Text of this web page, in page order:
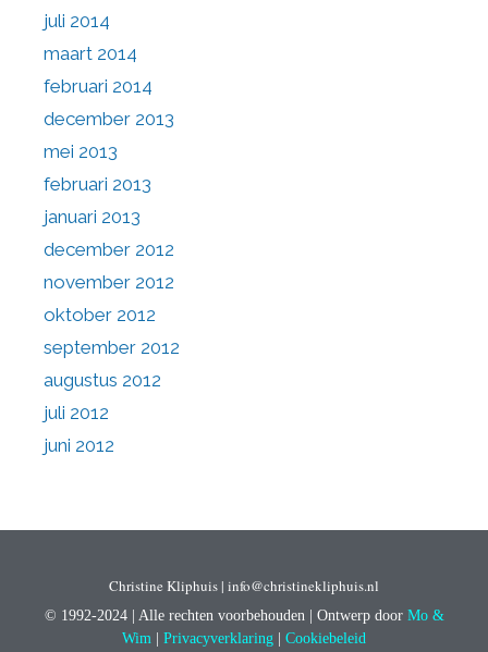
juli 2014
maart 2014
februari 2014
december 2013
mei 2013
februari 2013
januari 2013
december 2012
november 2012
oktober 2012
september 2012
augustus 2012
juli 2012
juni 2012
Christine Kliphuis | info@christinekliphuis.nl
© 1992-2024 | Alle rechten voorbehouden | Ontwerp door Mo &
Wim
Privacyverklaring Cookiebeleid